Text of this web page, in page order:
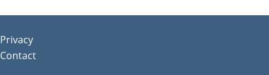
Privacy
Contact